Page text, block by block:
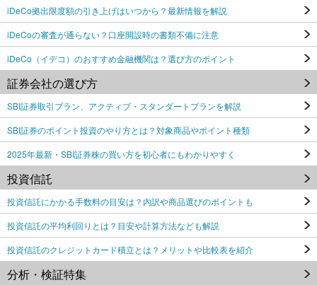
iDeCo拠出限度額の引き上げはいつから？最新情報を解説
iDeCoの審査が通らない？口座開設時の書類不備に注意
iDeCo（イデコ）のおすすめ金融機関は？選び方のポイント
証券会社の選び方
SBI証券取引プラン、アクティブ・スタンダートプランを解説
SBI証券のポイント投資のやり方とは？対象商品やポイント種類
2025年最新・SBI証券株の買い方を初心者にもわかりやすく
投資信託
投資信託にかかる手数料の目安は？内訳や商品選びのポイントも
投資信託の平均利回りとは？目安や計算方法なども解説
投資信託のクレジットカード積立とは？メリットや比較表を紹介
分析・検証特集